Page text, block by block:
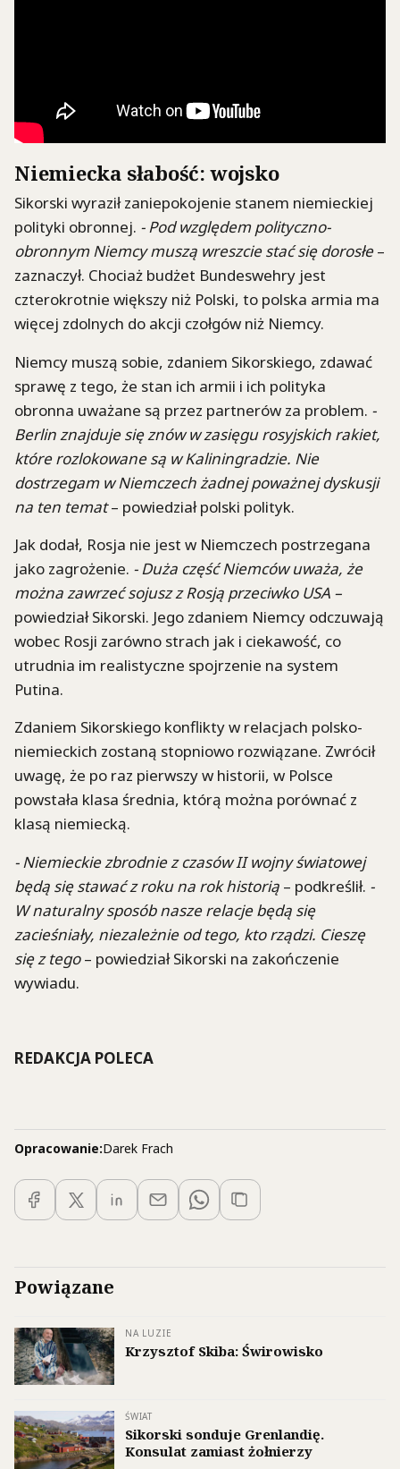
Niemiecka słabość: wojsko
Sikorski wyraził zaniepokojenie stanem niemieckiej
polityki obronnej. - Pod względem polityczno-
obronnym Niemcy muszą wreszcie stać się dorosłe–
zaznaczył. Chociaż budżet Bundeswehry jest
czterokrotnie większy niż Polski, to polska armia ma
więcej zdolnych do akcji czołgów niż Niemcy.
Niemcy muszą sobie, zdaniem Sikorskiego, zdawać
sprawę z tego, że stan ich armii i ich polityka
obronna uważane są przez partnerów za problem. -
Berlin znajduje się znów w zasięgu rosyjskich rakiet,
które rozlokowane są w Kaliningradzie. Nie
dostrzegam w Niemczech żadnej poważnej dyskusji
na ten temat– powiedział polski polityk.
Jak dodał, Rosja nie jest w Niemczech postrzegana
jako zagrożenie. - Duża część Niemców uważa, że
można zawrzeć sojusz z Rosją przeciwko USA –
powiedział Sikorski. Jego zdaniem Niemcy odczuwają
wobec Rosji zarówno strach jak i ciekawość, co
utrudnia im realistyczne spojrzenie na system
Putina.
Zdaniem Sikorskiego konflikty w relacjach polsko-
niemieckich zostaną stopniowo rozwiązane. Zwrócił
uwagę, że po raz pierwszy w historii, w Polsce
powstała klasa średnia, którą można porównać z
klasą niemiecką.
- Niemieckie zbrodnie z czasów II wojny światowej
będą się stawać z roku na rok historią – podkreślił. -
W naturalny sposób nasze relacje będą się
zacieśniały, niezależnie od tego, kto rządzi. Cieszę
się z tego– powiedział Sikorski na zakończenie
wywiadu.
REDAKCJA POLECA
Opracowanie:Darek Frach
Powiązane
NA LUZIE
Krzysztof Skiba: Świrowisko
ŚWIAT
Sikorski sonduje Grenlandię.
Konsulat zamiast żołnierzy